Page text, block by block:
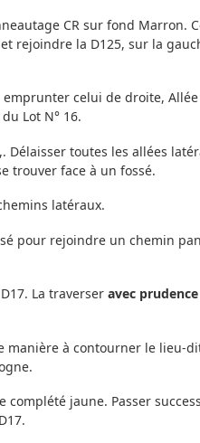
CR sur fond Marron.
rejoindre la D125, sur la
celui de droite,
Lot N° 16.
toutes les allées
trouver face à un fossé.
latéraux.
pour rejoindre un chemin
La traverser avec prudence
manière à contourner le lieu-
jaune. Passer